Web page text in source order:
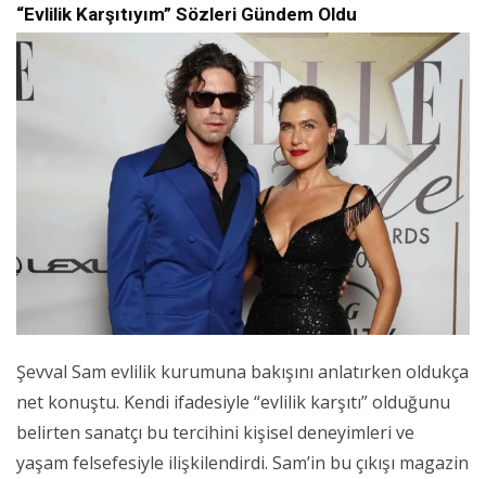
“Evlilik Karşıtıyım” Sözleri Gündem Oldu
Şevval Sam evlilik kurumuna bakışını anlatırken oldukça
net konuştu. Kendi ifadesiyle “evlilik karşıtı” olduğunu
belirten sanatçı bu tercihini kişisel deneyimleri ve
yaşam felsefesiyle ilişkilendirdi. Sam’in bu çıkışı magazin